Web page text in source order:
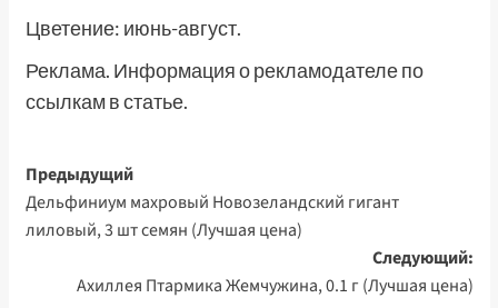
Цветение: июнь-август.
Реклама. Информация о рекламодателе по
ссылкам в статье.
Навигация
записи
Предыдущий
Дельфиниум махровый Новозеландский гигант
лиловый, 3 шт семян (Лучшая цена)
Следующий:
Ахиллея Птармика Жемчужина, 0.1 г (Лучшая цена)